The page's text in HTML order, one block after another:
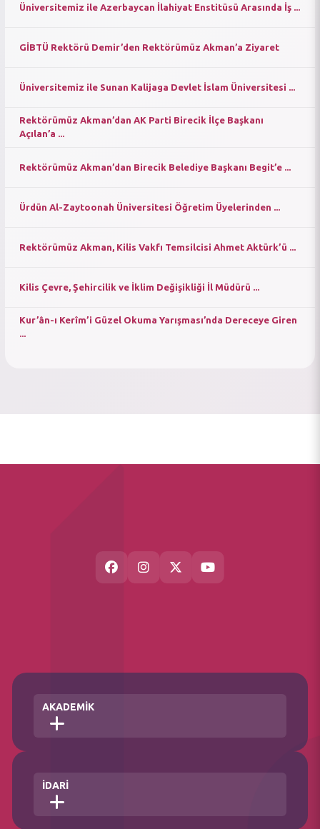
Üniversitemiz ile Azerbaycan İlahiyat Enstitüsü Arasında İş ...
GİBTÜ Rektörü Demir’den Rektörümüz Akman’a Ziyaret
Üniversitemiz ile Sunan Kalijaga Devlet İslam Üniversitesi ...
Rektörümüz Akman’dan AK Parti Birecik İlçe Başkanı
Açılan’a ...
Rektörümüz Akman’dan Birecik Belediye Başkanı Begit’e ...
Ürdün Al-Zaytoonah Üniversitesi Öğretim Üyelerinden ...
Rektörümüz Akman, Kilis Vakfı Temsilcisi Ahmet Aktürk’ü ...
Kilis Çevre, Şehircilik ve İklim Değişikliği İl Müdürü ...
Kur’ân-ı Kerîm’i Güzel Okuma Yarışması’nda Dereceye Giren
...
AKADEMİK
Enstitü
Yüksekokul
İDARİ